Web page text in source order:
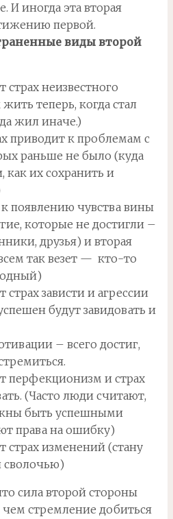
И иногда эта вторая
первой.
виды второй
страх неизвестного
теперь, когда стал
жил иначе.)
приводит к проблемам с
раньше не было (куда
как их сохранить и
появлению чувства вины
которые не достигли –
друзья) и вторая
так везет — кто-то
страх зависти и агрессии
будут завидовать и
– всего достиг,
перфекционизм и страх
(Часто люди считают,
быть успешными
права на ошибку)
страх изменений (стану
сволочью)
сила второй стороны
чем стремление добиться